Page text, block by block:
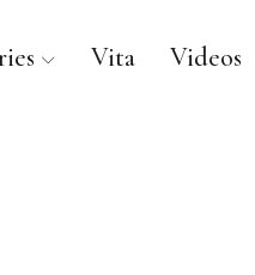
Vita Videos